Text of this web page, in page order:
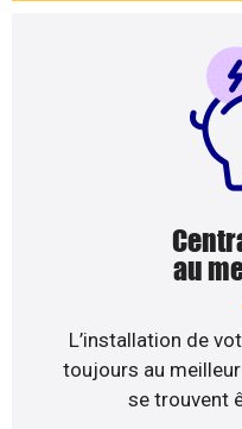
au
L’installation de
toujours au
se trouvent